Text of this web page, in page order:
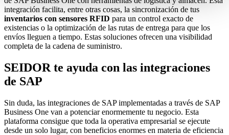
integración facilita, entre otras cosas, la sincronización de tus
inventarios con sensores RFID para un control exacto de
existencias o la optimización de las rutas de entrega para que los
envíos lleguen a tiempo. Estas soluciones ofrecen una visibilidad
completa de la cadena de suministro.
SEIDOR te ayuda con las integraciones
de SAP
Sin duda, las integraciones de SAP implementadas a través de SAP
Business One van a potenciar enormemente tu negocio. Esta
plataforma consigue que toda la operativa empresarial se ejecute
desde un solo lugar, con beneficios enormes en materia de eficiencia